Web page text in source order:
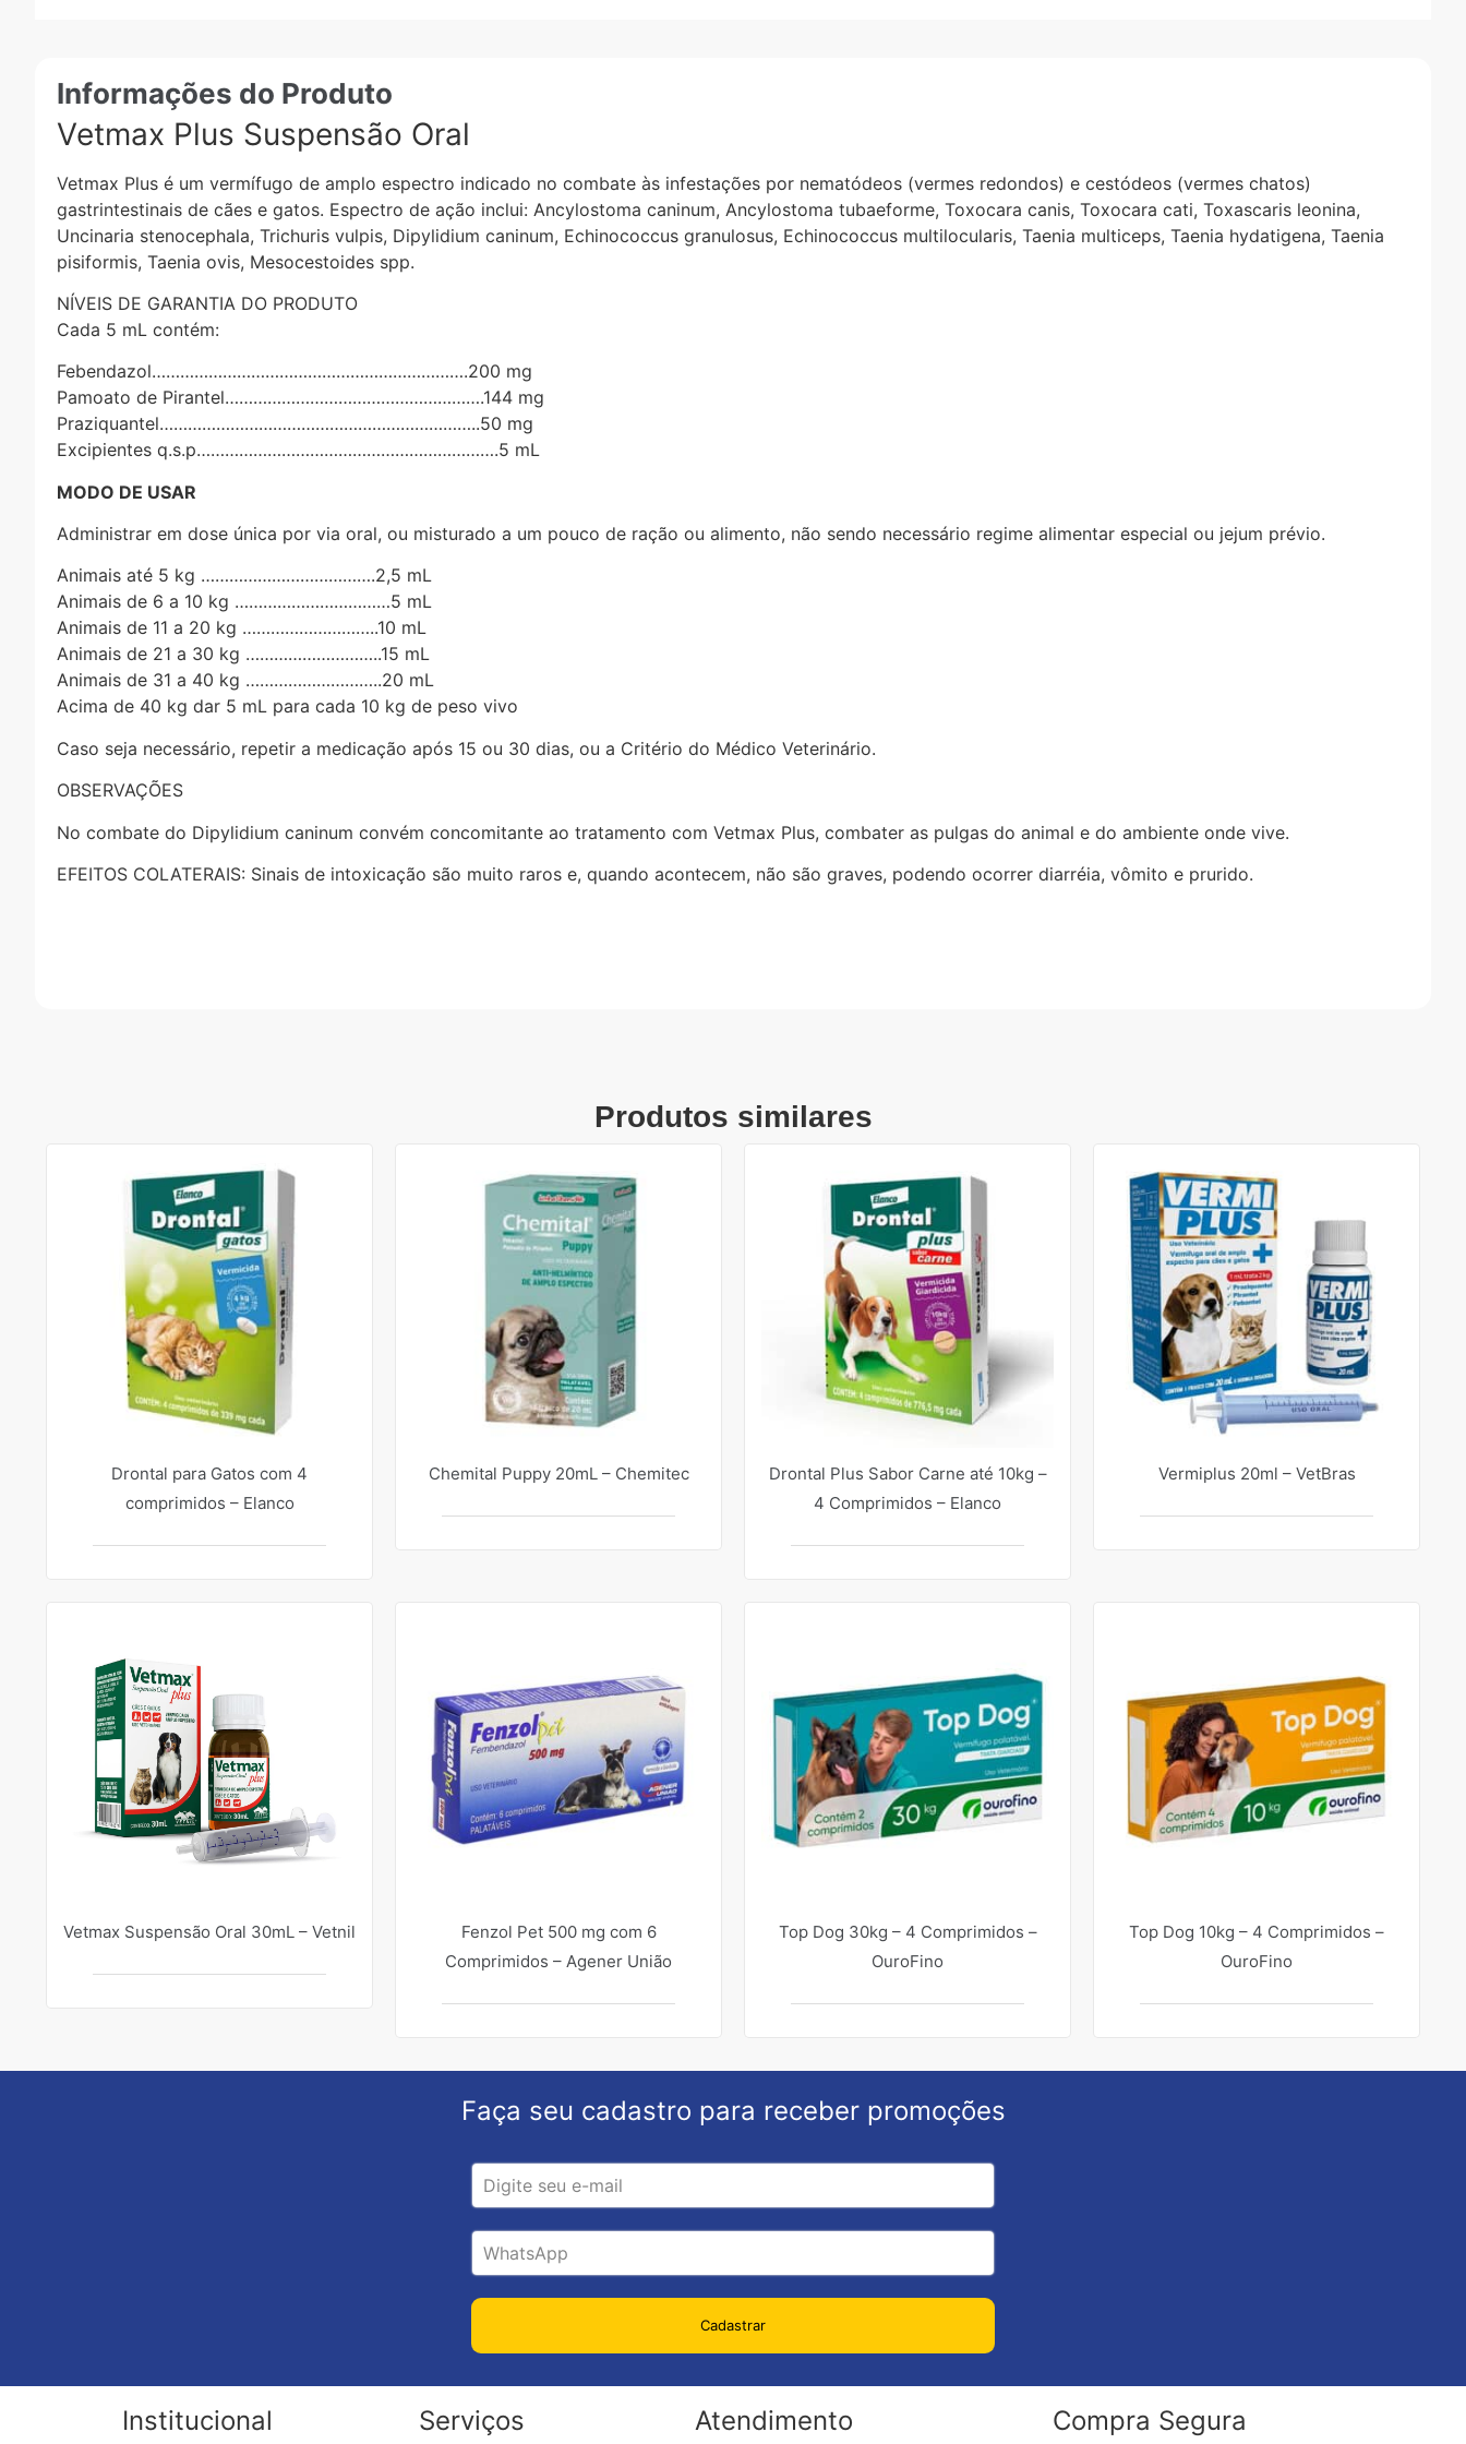
Informações do Produto
Vetmax Plus Suspensão Oral
Vetmax Plus é um vermífugo de amplo espectro indicado no combate às infestações por nematódeos (vermes redondos) e cestódeos (vermes chatos)
gastrintestinais de cães e gatos. Espectro de ação inclui: Ancylostoma caninum, Ancylostoma tubaeforme, Toxocara canis, Toxocara cati, Toxascaris leonina,
Uncinaria stenocephala, Trichuris vulpis, Dipylidium caninum, Echinococcus granulosus, Echinococcus multilocularis, Taenia multiceps, Taenia hydatigena, Taenia
pisiformis, Taenia ovis, Mesocestoides spp.
NÍVEIS DE GARANTIA DO PRODUTO
Cada 5 mL contém:
Febendazol………………………………………………………….200 mg
Pamoato de Pirantel……………………………………………….144 mg
Praziquantel…………………………………………………………..50 mg
Excipientes q.s.p……………………………………………………….5 mL
MODO DE USAR
Administrar em dose única por via oral, ou misturado a um pouco de ração ou alimento, não sendo necessário regime alimentar especial ou jejum prévio.
Animais até 5 kg ……………………………….2,5 mL
Animais de 6 a 10 kg ……………………………5 mL
Animais de 11 a 20 kg ………………………..10 mL
Animais de 21 a 30 kg ………………………..15 mL
Animais de 31 a 40 kg ………………………..20 mL
Acima de 40 kg dar 5 mL para cada 10 kg de peso vivo
Caso seja necessário, repetir a medicação após 15 ou 30 dias, ou a Critério do Médico Veterinário.
OBSERVAÇÕES
No combate do Dipylidium caninum convém concomitante ao tratamento com Vetmax Plus, combater as pulgas do animal e do ambiente onde vive.
EFEITOS COLATERAIS: Sinais de intoxicação são muito raros e, quando acontecem, não são graves, podendo ocorrer diarréia, vômito e prurido.
Produtos similares
Drontal para Gatos com 4
comprimidos – Elanco
Chemital Puppy 20mL – Chemitec
Drontal Plus Sabor Carne até 10kg –
4 Comprimidos – Elanco
Vermiplus 20ml – VetBras
Vetmax Suspensão Oral 30mL – Vetnil
Fenzol Pet 500 mg com 6
Comprimidos – Agener União
Top Dog 30kg – 4 Comprimidos –
OuroFino
Top Dog 10kg – 4 Comprimidos –
OuroFino
Faça seu cadastro para receber promoções
Cadastrar
Institucional Serviços Atendimento Compra Segura